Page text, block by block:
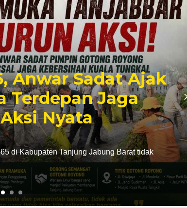
Anwar Sadat Ajak
Terdepan Jaga
Nyata
di Kabupaten Tanjung Jabung Barat tidak